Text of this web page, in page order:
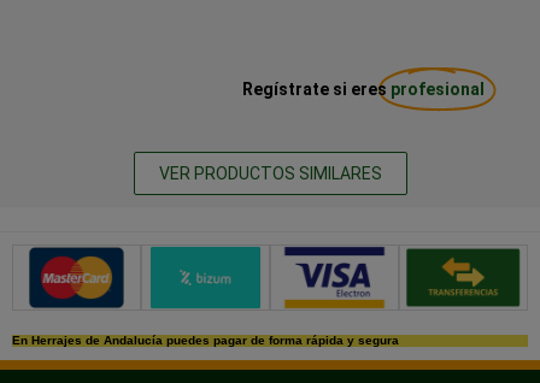
Regístrate si eres profesional
VER PRODUCTOS SIMILARES
Métodos de pago seguros
En Herrajes de Andalucía puedes pagar de forma rápida y segura